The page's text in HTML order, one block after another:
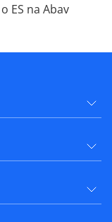
ES na Abav